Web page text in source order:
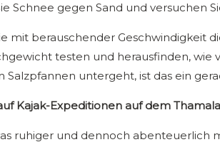
Schnee gegen Sand und versuchen
mit berauschender Geschwindigkeit
testen und herausfinden,
Salzpfannen untergeht, ist das ein
Kajak-Expeditionen auf dem
ruhiger und dennoch abenteuerlich